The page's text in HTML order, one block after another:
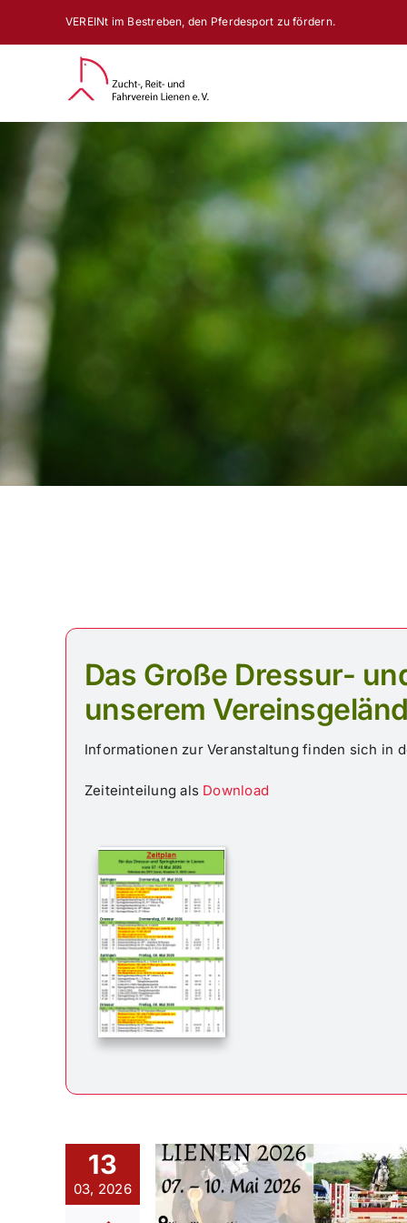
VEREINt im Bestreben, den Pferdesport zu fördern.
Das Große Dressur-
unserem
Informationen zur Veranstaltung finden sich in
Zeiteinteilung als Download
13
03, 2026